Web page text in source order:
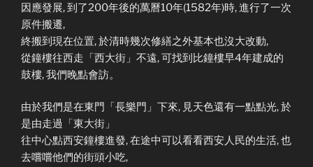
因應發展, 到了200年後的萬曆10年(1582年)時, 進行了一次
原件搬遷,
終搬到現在位置, 於清時幾次修繕之外基本也沒大改動,
從鐘樓往西走「西大街」不遠, 可找到比鐘樓早4年建成的
鼓樓, 我們晚點會訪。
由於我們是在東門「長樂門」下來, 見天色還有一點點光, 於
是由走過「東大街」
往中心點西安鐘樓進發, 在途中可以看看西安人民的生活, 也
去嚐嚐他們的街頭小吃,